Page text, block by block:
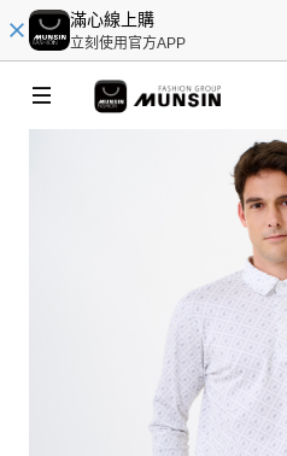
滿心線上購
立刻使用官方APP